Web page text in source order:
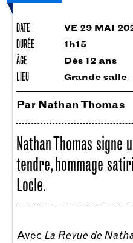
DATE VE 29 MAI
DURÉE 1h15
ÂGE Dès 12 ans
LIEU Grande salle
Par Nathan Thomas
Nathan Thomas
tendre, hommage
Locle.
Avec La Revue de